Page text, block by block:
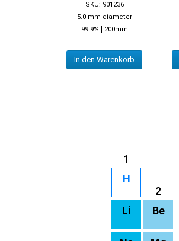
SKU: 901236
5.0 mm diameter
99.9% | 200mm
In den Warenkorb
1
H
2
Li Be